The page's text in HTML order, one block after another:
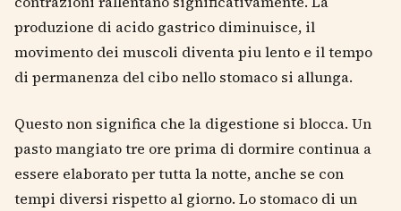
produzione di acido gastrico diminuisce, il
movimento dei muscoli diventa piu lento e il tempo
di permanenza del cibo nello stomaco si allunga.
Questo non significa che la digestione si blocca. Un
pasto mangiato tre ore prima di dormire continua a
essere elaborato per tutta la notte, anche se con
tempi diversi rispetto al giorno. Lo stomaco di un